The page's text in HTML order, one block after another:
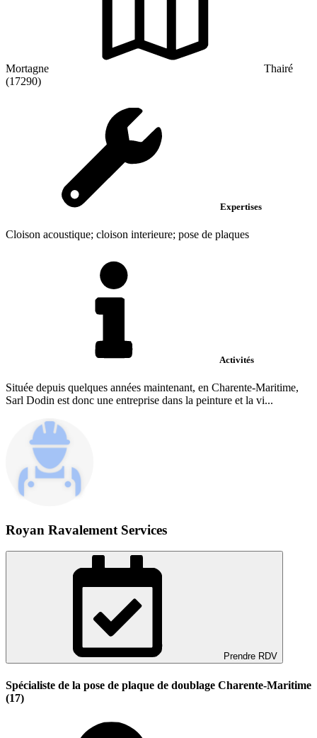
Mortagne
Thairé
(17290)
Expertises
Cloison acoustique; cloison interieure; pose de plaques
Activités
Située depuis quelques années maintenant, en Charente-Maritime,
Sarl Dodin est donc une entreprise dans la peinture et la vi...
Royan Ravalement Services
Prendre RDV
Spécialiste de la pose de plaque de doublage Charente-Maritime
(17)